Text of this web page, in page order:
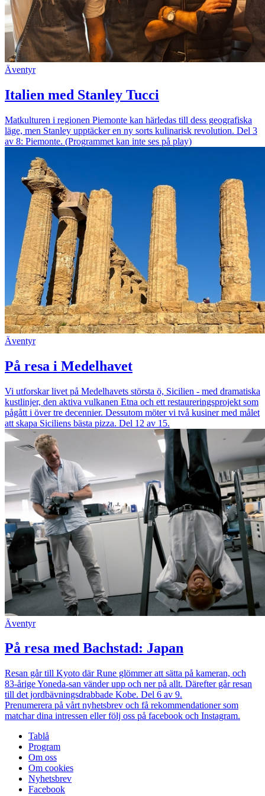
Äventyr
Italien med Stanley Tucci
Matkulturen i regionen Piemonte kan härledas till dess geografiska
läge, men Stanley upptäcker en ny sorts kulinarisk revolution. Del 3
av 8: Piemonte. (Programmet kan inte ses på play)
Äventyr
På resa i Medelhavet
Vi utforskar livet på Medelhavets största ö, Sicilien - med dramatiska
kustlinjer, den aktiva vulkanen Etna och ett restaureringsprojekt som
pågått i över tre decennier. Dessutom möter vi två kusiner med målet
att skapa Siciliens bästa pizza. Del 12 av 15.
Äventyr
På resa med Bachstad: Japan
Resan går till Kyoto där Rune glömmer att sätta på kameran, och
83-årige Yoneda-san vänder upp och ner på allt. Därefter går resan
till det jordbävningsdrabbade Kobe. Del 6 av 9.
Prenumerera på vårt nyhetsbrev och få rekommendationer som
matchar dina intressen eller följ oss på facebook och Instagram.
Tablå
Program
Om oss
Om cookies
Nyhetsbrev
Facebook